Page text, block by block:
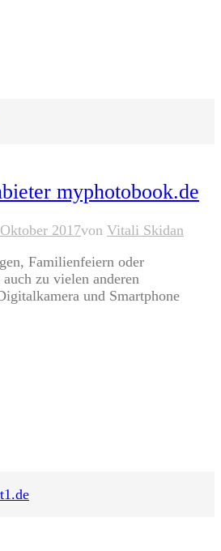
myphotobook.de
2017von Vitali Skidan
Familienfeiern oder
zu vielen anderen
und Smartphone